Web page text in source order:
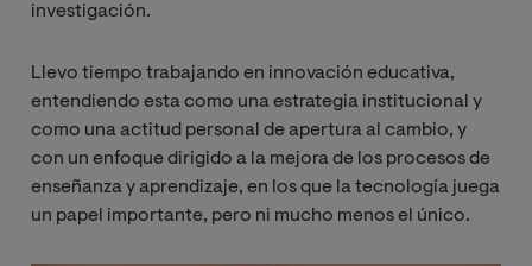
investigación.
Llevo tiempo trabajando en innovación educativa,
entendiendo esta como una estrategia institucional y
como una actitud personal de apertura al cambio, y
con un enfoque dirigido a la mejora de los procesos de
enseñanza y aprendizaje, en los que la tecnología juega
un papel importante, pero ni mucho menos el único.